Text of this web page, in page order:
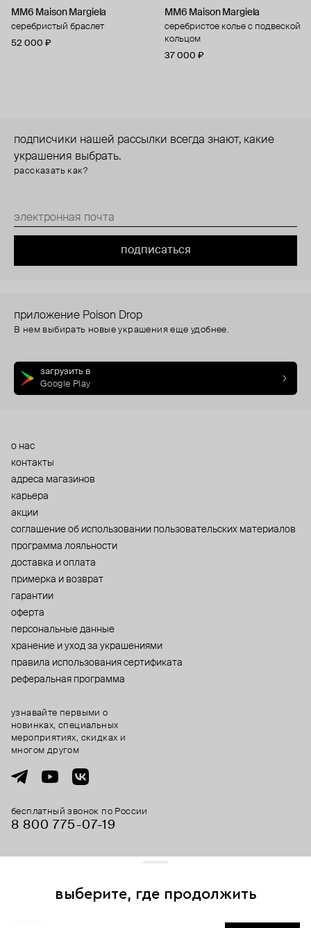
MM6 Maison Margiela
серебристый браслет
52 000 ₽
MM6 Maison Margiela
серебристое колье с подвеской
кольцом
37 000 ₽
подписчики нашей рассылки всегда знают, какие
украшения выбрать.
рассказать как?
подписаться
приложение Poison Drop
В нем выбирать новые украшения еще удобнее.
загрузить в
Google Play
о нас
контакты
адреса магазинов
карьера
акции
cоглашение об использовании пользовательских материалов
программа лояльности
доставка и оплата
примерка и возврат
гарантии
оферта
персональные данные
хранение и уход за украшениями
правила использования сертификата
реферальная программа
бесплатный звонок по России
8 800 775⁠-07⁠-19
узнавайте первыми о
новинках, специальных
мероприятиях, скидках и
многом другом
выберите, где продолжить